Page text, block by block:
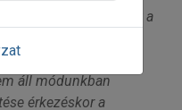
vehetnek részt a
előre jelezzék
áll módunkban
érkezéskor a